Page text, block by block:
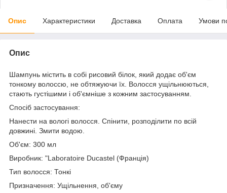
Опис Характеристики Доставка Оплата Умови
Опис
Шампунь містить в собі рисовий білок, який додає об'єм
тонкому волоссю, не обтяжуючи їх. Волосся ущільнюються,
стають густішими і об'ємніше з кожним застосуванням.
Спосіб застосування:
Нанести на вологі волосся. Спінити, розподілити по всій
довжині. Змити водою.
Об'єм: 300 мл
Виробник: "Laboratoire Ducastel (Франція)
Тип волосся: Тонкі
Призначення: Ущільнення, об'єму